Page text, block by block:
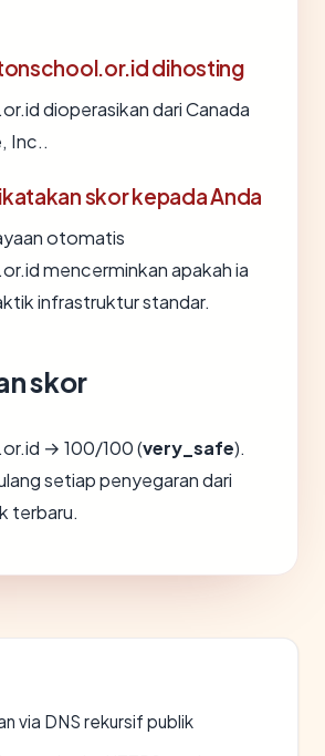
dihosting
dioperasikan dari Canada
Inc..
skor kepada Anda
otomatis
mencerminkan apakah ia
infrastruktur standar.
skor
→ 100/100 (very_safe).
setiap penyegaran dari
terbaru.
via DNS rekursif publik